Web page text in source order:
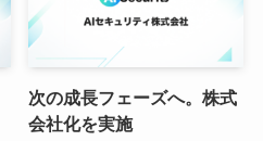
次の成長フェーズへ。株式
会社化を実施